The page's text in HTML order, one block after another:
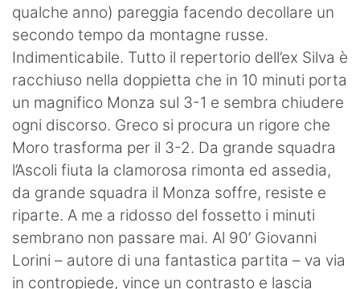
qualche anno) pareggia facendo decollare un
secondo tempo da montagne russe.
Indimenticabile. Tutto il repertorio dell’ex Silva è
racchiuso nella doppietta che in 10 minuti porta
un magnifico Monza sul 3-1 e sembra chiudere
ogni discorso. Greco si procura un rigore che
Moro trasforma per il 3-2. Da grande squadra
l’Ascoli fiuta la clamorosa rimonta ed assedia,
da grande squadra il Monza soffre, resiste e
riparte. A me a ridosso del fossetto i minuti
sembrano non passare mai. Al 90’ Giovanni
Lorini – autore di una fantastica partita – va via
in contropiede, vince un contrasto e lascia